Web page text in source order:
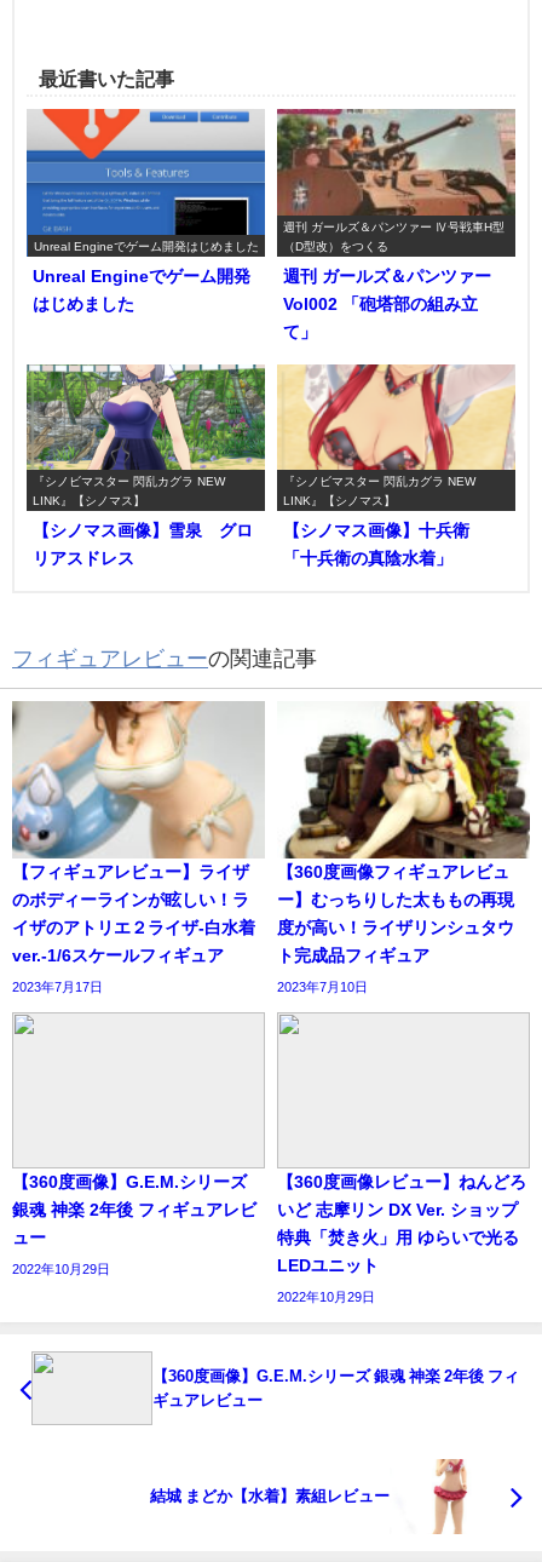
最近書いた記事
Unreal Engineでゲーム開発はじめました
Unreal Engineでゲーム開発
はじめました
週刊 ガールズ＆パンツァー Ⅳ号戦車H型
（D型改）をつくる
週刊 ガールズ＆パンツァー
Vol002 「砲塔部の組み立
て」
『シノビマスター 閃乱カグラ NEW
LINK』【シノマス】
【シノマス画像】雪泉 グロ
リアスドレス
『シノビマスター 閃乱カグラ NEW
LINK』【シノマス】
【シノマス画像】十兵衛
「十兵衛の真陰水着」
フィギュアレビューの関連記事
【フィギュアレビュー】ライザ
のボディーラインが眩しい！ラ
イザのアトリエ２ライザ-白水着
ver.-1/6スケールフィギュア
2023年7月17日
【360度画像フィギュアレビュ
ー】むっちりした太ももの再現
度が高い！ライザリンシュタウ
ト完成品フィギュア
2023年7月10日
【360度画像】G.E.M.シリーズ
銀魂 神楽 2年後 フィギュアレビ
ュー
2022年10月29日
【360度画像レビュー】ねんどろ
いど 志摩リン DX Ver. ショップ
特典「焚き火」用 ゆらいで光る
LEDユニット
2022年10月29日
【360度画像】G.E.M.シリーズ 銀魂 神楽 2年後 フィ
ギュアレビュー
結城 まどか【水着】素組レビュー